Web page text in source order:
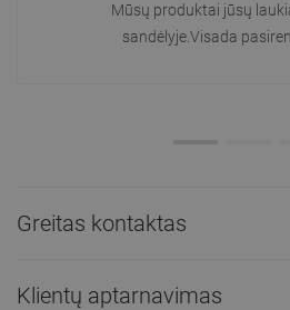
Mūsų produktai jūsų
sandėlyje.Visada
Greitas kontaktas
Klientų aptarnavimas